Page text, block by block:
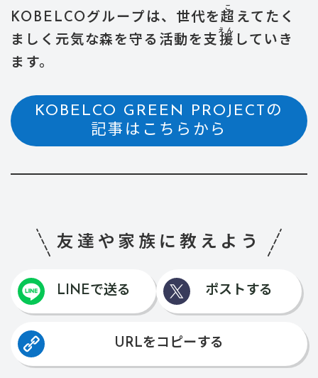
KOBELCOグループは、世代を 超
こ
えてたく
ましく元気な森を守る活動を支 援
えん
していき
ます。
KOBELCO GREEN PROJECTの
記事はこちらから
友達や家族に教えよう
LINEで送る ポストする
URLをコピーする